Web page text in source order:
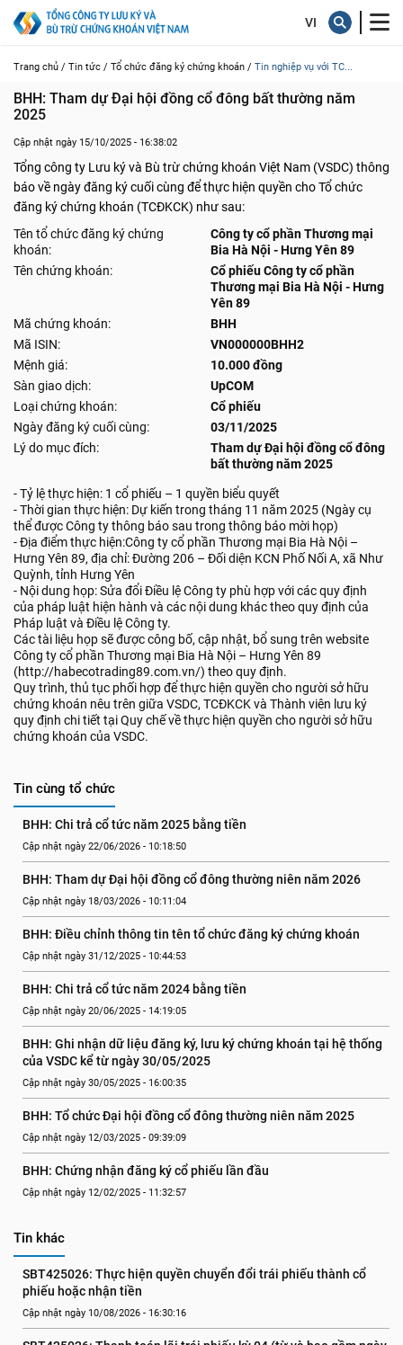
Trang chủ / Tin tức / Tổ chức đăng ký chứng khoán / Tin nghiệp vụ với TC...
BHH: Tham dự Đại hội đồng cổ đông bất thường năm
2025
Cập nhật ngày 15/10/2025 - 16:38:02
Tổng công ty Lưu ký và Bù trừ chứng khoán Việt Nam (VSDC) thông
báo về ngày đăng ký cuối cùng để thực hiện quyền cho Tổ chức
đăng ký chứng khoán (TCĐKCK) như sau:
Tên tổ chức đăng ký chứng
khoán:
Công ty cổ phần Thương mại
Bia Hà Nội - Hưng Yên 89
Tên chứng khoán:
Cổ phiếu Công ty cổ phần
Thương mại Bia Hà Nội - Hưng
Yên 89
Mã chứng khoán:
BHH
Mã ISIN:
VN000000BHH2
Mệnh giá:
10.000 đồng
Sàn giao dịch:
UpCOM
Loại chứng khoán:
Cổ phiếu
Ngày đăng ký cuối cùng:
03/11/2025
Lý do mục đích:
Tham dự Đại hội đồng cổ đông
bất thường năm 2025
- Tỷ lệ thực hiện: 1 cổ phiếu – 1 quyền biểu quyết
- Thời gian thực hiện: Dự kiến trong tháng 11 năm 2025 (Ngày cụ
thể được Công ty thông báo sau trong thông báo mời họp)
- Địa điểm thực hiện:Công ty cổ phần Thương mại Bia Hà Nội –
Hưng Yên 89, địa chỉ: Đường 206 – Đối diện KCN Phố Nối A, xã Như
Quỳnh, tỉnh Hưng Yên
- Nội dung họp: Sửa đổi Điều lệ Công ty phù hợp với các quy định
của pháp luật hiện hành và các nội dung khác theo quy định của
Pháp luật và Điều lệ Công ty.
Các tài liệu họp sẽ được công bố, cập nhật, bổ sung trên website
Công ty cổ phần Thương mại Bia Hà Nội – Hưng Yên 89
(http://habecotrading89.com.vn/) theo quy định.
Quy trình, thủ tục phối hợp để thực hiện quyền cho người sở hữu
chứng khoán nêu trên giữa VSDC, TCĐKCK và Thành viên lưu ký
quy định chi tiết tại Quy chế về thực hiện quyền cho người sở hữu
chứng khoán của VSDC.
Tin cùng tổ chức
BHH: Chi trả cổ tức năm 2025 bằng tiền
Cập nhật ngày 22/06/2026 - 10:18:50
BHH: Tham dự Đại hội đồng cổ đông thường niên năm 2026
Cập nhật ngày 18/03/2026 - 10:11:04
BHH: Điều chỉnh thông tin tên tổ chức đăng ký chứng khoán
Cập nhật ngày 31/12/2025 - 10:44:53
BHH: Chi trả cổ tức năm 2024 bằng tiền
Cập nhật ngày 20/06/2025 - 14:19:05
BHH: Ghi nhận dữ liệu đăng ký, lưu ký chứng khoán tại hệ thống
của VSDC kể từ ngày 30/05/2025
Cập nhật ngày 30/05/2025 - 16:00:35
BHH: Tổ chức Đại hội đồng cổ đông thường niên năm 2025
Cập nhật ngày 12/03/2025 - 09:39:09
BHH: Chứng nhận đăng ký cổ phiếu lần đầu
Cập nhật ngày 12/02/2025 - 11:32:57
Tin khác
SBT425026: Thực hiện quyền chuyển đổi trái phiếu thành cổ
phiếu hoặc nhận tiền
Cập nhật ngày 10/08/2026 - 16:30:16